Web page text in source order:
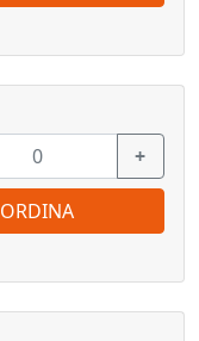
+
ORDINA